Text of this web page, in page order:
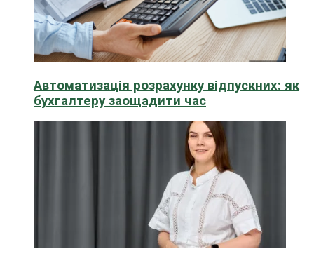
Автоматизація розрахунку відпускних: як
бухгалтеру заощадити час